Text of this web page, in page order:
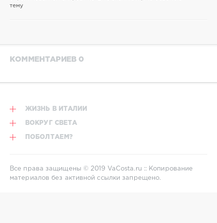
тему
КОММЕНТАРИЕВ 0
ЖИЗНЬ В ИТАЛИИ
ВОКРУГ СВЕТА
ПОБОЛТАЕМ?
Все права защищены © 2019 VaCosta.ru :: Копирование
материалов без активной ссылки запрещено.